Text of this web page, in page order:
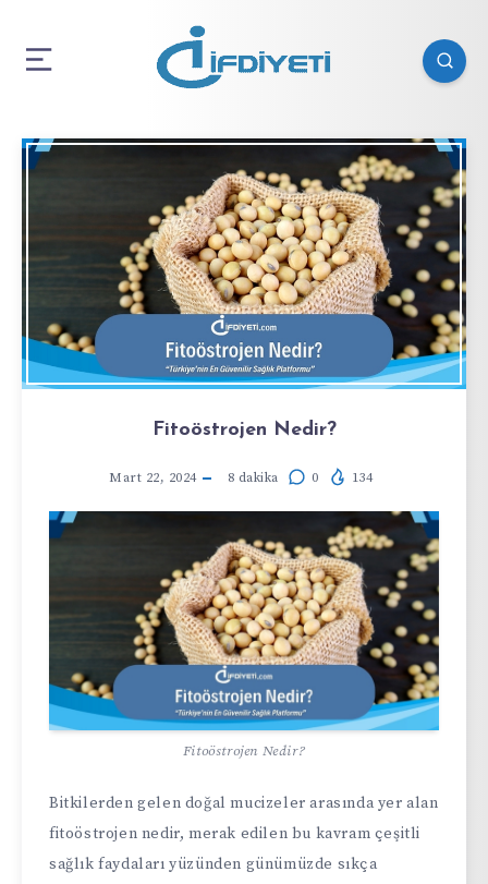
Fitoöstrojen Nedir?
Mart 22, 2024 8 dakika 0 134
Fitoöstrojen Nedir?
Bitkilerden gelen doğal mucizeler arasında yer alan
fitoöstrojen nedir, merak edilen bu kavram çeşitli
sağlık faydaları yüzünden günümüzde sıkça